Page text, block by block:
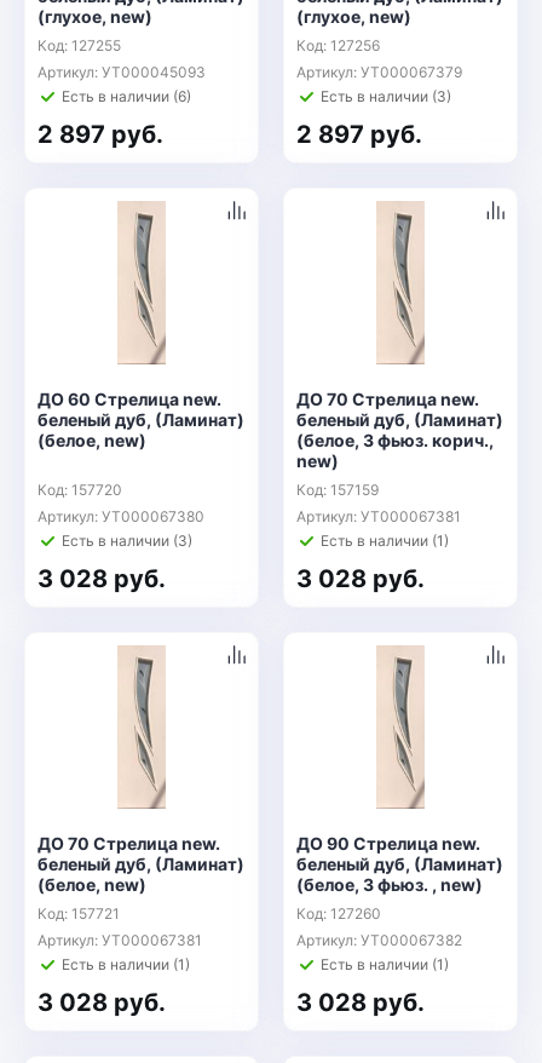
(глухое, new)
Код: 127255
Артикул: УТ000045093
Есть в наличии (6)
2 897 руб.
(глухое, new)
Код: 127256
Артикул: УТ000067379
Есть в наличии (3)
2 897 руб.
ДО 60 Стрелица new.
беленый дуб, (Ламинат)
(белое, new)
Код: 157720
Артикул: УТ000067380
Есть в наличии (3)
3 028 руб.
ДО 70 Стрелица new.
беленый дуб, (Ламинат)
(белое, 3 фьюз. корич.,
new)
Код: 157159
Артикул: УТ000067381
Есть в наличии (1)
3 028 руб.
ДО 70 Стрелица new.
беленый дуб, (Ламинат)
(белое, new)
Код: 157721
Артикул: УТ000067381
Есть в наличии (1)
3 028 руб.
ДО 90 Стрелица new.
беленый дуб, (Ламинат)
(белое, 3 фьюз. , new)
Код: 127260
Артикул: УТ000067382
Есть в наличии (1)
3 028 руб.